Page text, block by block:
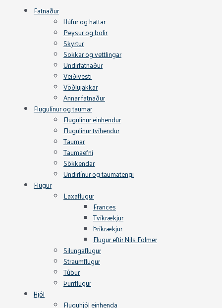
Fatnaður
Húfur og hattar
Peysur og bolir
Skyrtur
Sokkar og vettlingar
Undirfatnaður
Veiðivesti
Vöðlujakkar
Annar fatnaður
Flugulínur og taumar
Flugulínur einhendur
Flugulínur tvíhendur
Taumar
Taumaefni
Sökkendar
Undirlínur og taumatengi
Flugur
Laxaflugur
Frances
Tvíkrækjur
Þríkrækjur
Flugur eftir Nils Folmer
Silungaflugur
Straumflugur
Túbur
Þurrflugur
Hjól
Fluguhjól einhenda